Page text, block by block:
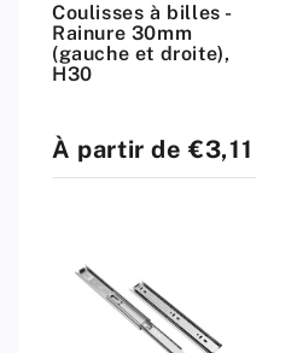
Coulisses à billes -
Rainure 30mm
(gauche et droite),
H30
Prix
standard
À partir de €3,11